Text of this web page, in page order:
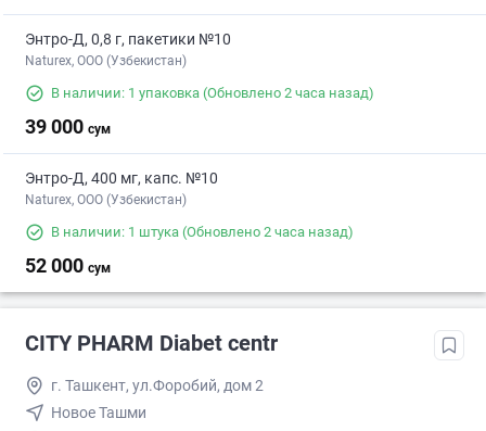
Энтро-Д, 0,8 г, пакетики №10
Naturex, OOO (Узбекистан)
В наличии: 1 упаковка (Обновлено 2 часа назад)
39 000 сум
Энтро-Д, 400 мг, капс. №10
Naturex, OOO (Узбекистан)
В наличии: 1 штука (Обновлено 2 часа назад)
52 000 сум
CITY PHARM Diabet centr
г. Ташкент, ул.Форобий, дом 2
Новое Ташми